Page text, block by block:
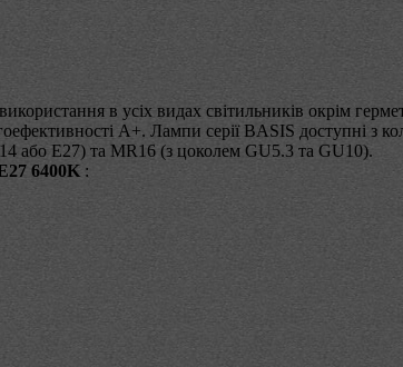
в усіх видах світильників окрім
А+. Лампи серії BASIS
або Е27) та MR16 (з цоколем GU5.3 та GU10).
6400K :